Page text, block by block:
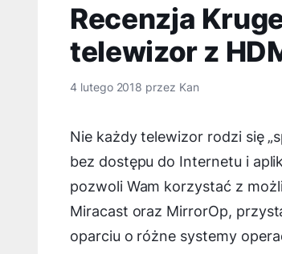
Recenzja
telewizor z
4 lutego 2018 przez Kan
Nie każdy telewizor rodzi się
bez dostępu do Internetu i
pozwoli Wam korzystać z
Miracast oraz MirrorOp,
oparciu o różne systemy